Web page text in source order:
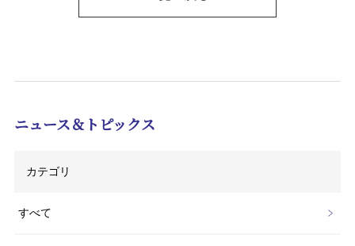
ニュース＆トピックス
カテゴリ
すべて